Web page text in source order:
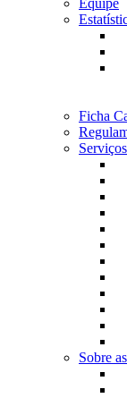
Equipe
Ficha
Serviços
Sobre